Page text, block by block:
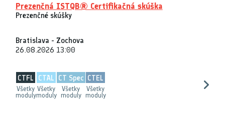
Prezenčná ISTQB® Certifikačná skúška
Prezenčné skúšky
Bratislava - Zochova
26.08.2026 13:00
CTFL
Všetky
moduly
CTAL
Všetky
moduly
CT Spec
Všetky
moduly
CTEL
Všetky
moduly